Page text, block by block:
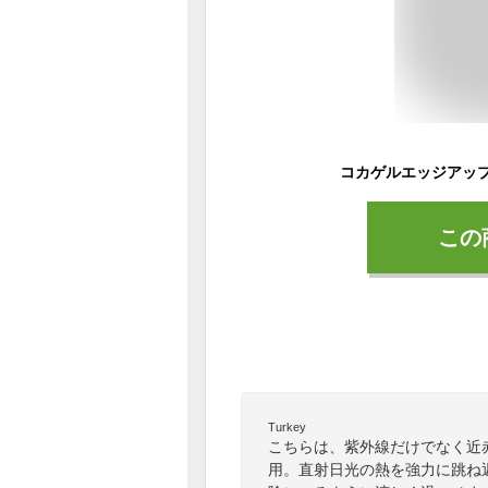
こ
Turkey
こちらは、紫外線だけでなく
用。直射日光の熱を強力に跳